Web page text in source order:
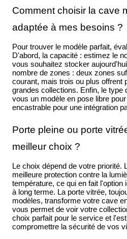
Comment choisir la cave
adaptée à mes besoins ?
Pour trouver le modèle parfait,
D'abord, la capacité : estimez le
vous souhaitez stocker
nombre de zones : deux zones
courant, mais trois ou plus offrent
grandes collections. Enfin, le type
vous un modèle en pose libre
encastrable pour une intégration
Porte pleine ou porte
meilleur choix ?
Le choix dépend de votre priorité.
meilleure protection contre la
température, ce qui en fait l'option
à long terme. La porte vitrée,
modèles, transforme votre cave
vous permet de voir votre
choix parfait pour le service et
compromettre la sécurité de vos